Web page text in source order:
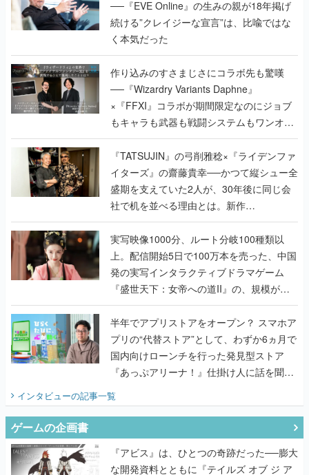
──『EVE Online』の生みの親が18年掲げ
続ける”クレイジーな宣言”は、比喩ではな
く本気だった
作り込みのすさまじさにコラボ先も驚嘆
──『Wizardry Variants Daphne』
×『FFXI』コラボが期間限定なのにジョブ
もキャラも武器も戦闘システムもワンオフ
で作り込まれた理由を両ディレクターに聞
く
『TATSUJIN』の弓削雅稔×『ライデンファ
イターズ』の齋藤貴幸──かつて縦シュー全
盛期を支えていた2人が、30年後に同じ会
社で机を並べる理由とは。新作
『TATSUJIN EXTREME』で初タッグを組
んだレジェンド2人に訊く開発秘話
実写映像1000分、ルート分岐100種類以
上。配信開始5日で100万本を売った、中国
発の実写インタラクティブドラマゲーム
『盛世天下：女帝への道II』の、規模が違
うこだわりをプロデューサーに聞いた
半年でアプリストアをオープン？ スマホア
プリの“代替ストア”として、わずか6ヵ月で
国内向けローンチを行った発見型ストア
『あっぷアリーナ！』仕掛け人に話を聞い
インタビューの記事一覧
ゲームの企画書
『アビス』は、ひとつの奇跡だった──膨大
な開発資料とともに『テイルズ オブ ジ ア